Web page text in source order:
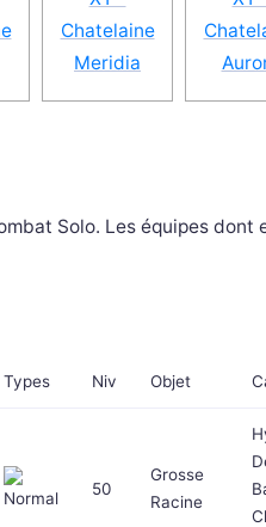
Solo. Les équipes dont
Types Niv Objet
50
Grosse
Racine